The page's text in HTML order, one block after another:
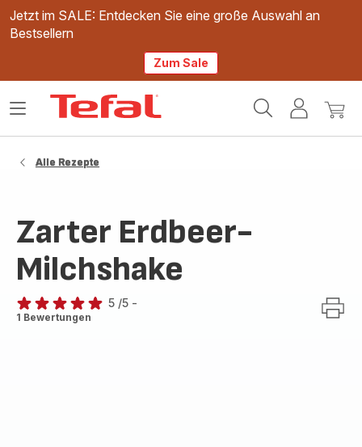
Jetzt im SALE: Entdecken Sie eine große Auswahl an
Bestsellern
Zum Sale
Mein
Mein
Das
Alle Rezepte
Zarter Erdbeer-
Milchshake
Bewertung
5 /5 -
1 Bewertungen